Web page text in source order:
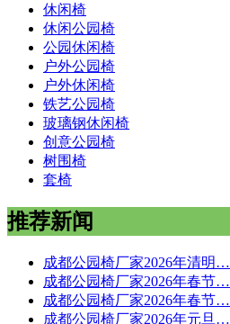
休闲椅
休闲公园椅
公园休闲椅
户外公园椅
户外休闲椅
铁艺公园椅
玻璃钢休闲椅
创意公园椅
树围椅
套椅
推荐新闻
成都公园椅厂家2026年清明…
成都公园椅厂家2026年春节…
成都公园椅厂家2026年春节…
成都公园椅厂家2026年元旦…